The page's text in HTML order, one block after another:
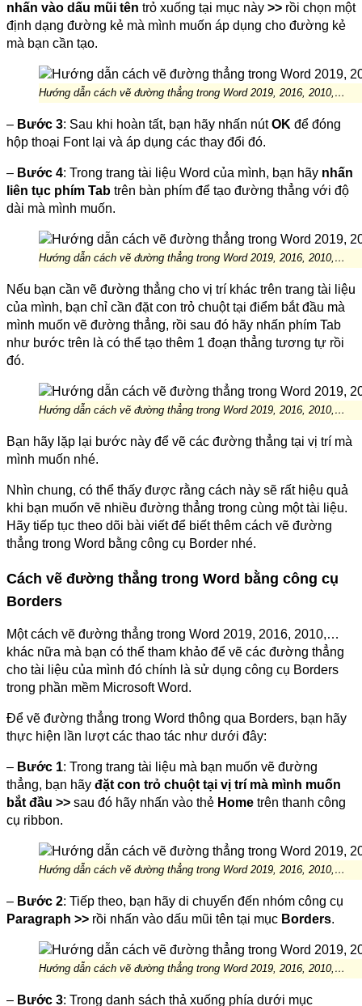
nhấn vào dấu mũi tên trỏ xuống tại mục này >> rồi chọn một
định dạng đường kẻ mà mình muốn áp dụng cho đường kẻ
mà bạn cần tạo.
Hướng dẫn cách vẽ đường thẳng trong Word 2019, 2016, 2010,…
– Bước 3: Sau khi hoàn tất, bạn hãy nhấn nútOK để đóng
hộp thoại Font lại và áp dụng các thay đổi đó.
– Bước 4: Trong trang tài liệu Word của mình, bạn hãy nhấn
liên tục phím Tab trên bàn phím để tạo đường thẳng với độ
dài mà mình muốn.
Hướng dẫn cách vẽ đường thẳng trong Word 2019, 2016, 2010,…
Nếu bạn cần vẽ đường thẳng cho vị trí khác trên trang tài liệu
của mình, bạn chỉ cần đặt con trỏ chuột tại điểm bắt đầu mà
mình muốn vẽ đường thẳng, rồi sau đó hãy nhấn phím Tab
như bước trên là có thể tạo thêm 1 đoạn thẳng tương tự rồi
đó.
Hướng dẫn cách vẽ đường thẳng trong Word 2019, 2016, 2010,…
Bạn hãy lặp lại bước này để vẽ các đường thẳng tại vị trí mà
mình muốn nhé.
Nhìn chung, có thể thấy được rằng cách này sẽ rất hiệu quả
khi bạn muốn vẽ nhiều đường thẳng trong cùng một tài liệu.
Hãy tiếp tục theo dõi bài viết để biết thêm cách vẽ đường
thẳng trong Word bằng công cụ Border nhé.
Cách vẽ đường thẳng trong Word bằng công cụ
Borders
Một cách vẽ đường thẳng trong Word 2019, 2016, 2010,…
khác nữa mà bạn có thể tham khảo để vẽ các đường thẳng
cho tài liệu của mình đó chính là sử dụng công cụ Borders
trong phần mềm Microsoft Word.
Để vẽ đường thẳng trong Word thông qua Borders, bạn hãy
thực hiện lần lượt các thao tác như dưới đây:
– Bước 1: Trong trang tài liệu mà bạn muốn vẽ đường
thẳng, bạn hãy đặt con trỏ chuột tại vị trí mà mình muốn
bắt đầu >> sau đó hãy nhấn vào thẻ Home trên thanh công
cụ ribbon.
Hướng dẫn cách vẽ đường thẳng trong Word 2019, 2016, 2010,…
– Bước 2: Tiếp theo, bạn hãy di chuyển đến nhóm công cụ
Paragraph >> rồi nhấn vào dấu mũi tên tại mục Borders.
Hướng dẫn cách vẽ đường thẳng trong Word 2019, 2016, 2010,…
– Bước 3: Trong danh sách thả xuống phía dưới mục